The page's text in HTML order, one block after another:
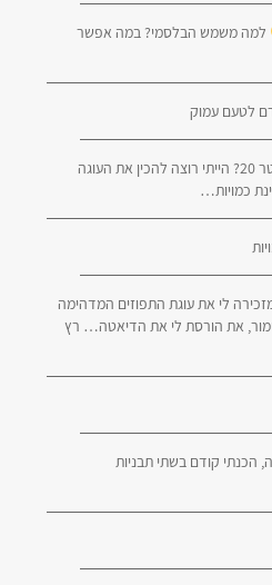
למה משמש הבלסמי? במה אפשר
לטעם עמוק
האם העוגה שבתמונה זה קוטר 20? הייתי רוצה להכין את העוגה
כמויות…
לי את עוגת התפוזים המדהימה
את הורסת לי את הדיאטה… רץ
הכנתי קודם בשתי תבניות